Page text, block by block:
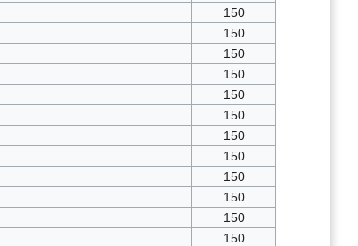
150
150
150
150
150
150
150
150
150
150
150
150